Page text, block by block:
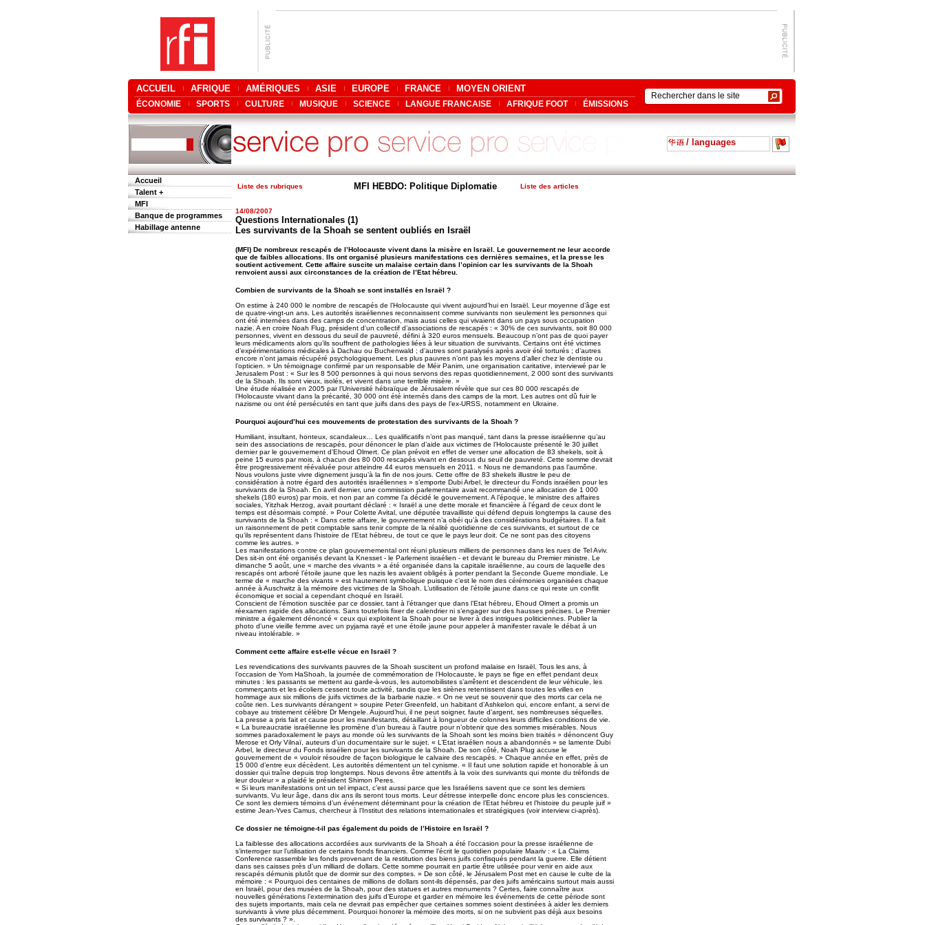
ACCUEIL AFRIQUE AMÉRIQUES ASIE EUROPE FRANCE MOYEN ORIENT
ÉCONOMIE SPORTS CULTURE MUSIQUE SCIENCE LANGUE FRANCAISE AFRIQUE FOOT ÉMISSIONS
/ languages
Accueil
Talent +
MFI
Banque de programmes
Habillage antenne
Liste des rubriques MFI HEBDO: Politique Diplomatie Liste des articles
14/08/2007
Questions Internationales (1)
Les survivants de la Shoah se sentent oubliés en Israël
(MFI) De nombreux rescapés de l’Holocauste vivent dans la misère en Israël. Le gouvernement ne leur accorde
que de faibles allocations. Ils ont organisé plusieurs manifestations ces dernières semaines, et la presse les
soutient activement. Cette affaire suscite un malaise certain dans l’opinion car les survivants de la Shoah
renvoient aussi aux circonstances de la création de l’Etat hébreu.
Combien de survivants de la Shoah se sont installés en Israël ?
On estime à 240 000 le nombre de rescapés de l’Holocauste qui vivent aujourd’hui en Israël. Leur moyenne d’âge est
de quatre-vingt-un ans. Les autorités israéliennes reconnaissent comme survivants non seulement les personnes qui
ont été internées dans des camps de concentration, mais aussi celles qui vivaient dans un pays sous occupation
nazie. A en croire Noah Flug, président d’un collectif d’associations de rescapés : « 30% de ces survivants, soit 80 000
personnes, vivent en dessous du seuil de pauvreté, défini à 320 euros mensuels. Beaucoup n’ont pas de quoi payer
leurs médicaments alors qu’ils souffrent de pathologies liées à leur situation de survivants. Certains ont été victimes
d’expérimentations médicales à Dachau ou Buchenwald ; d’autres sont paralysés après avoir été torturés ; d’autres
encore n’ont jamais récupéré psychologiquement. Les plus pauvres n’ont pas les moyens d’aller chez le dentiste ou
l’opticien. » Un témoignage confirmé par un responsable de Méir Panim, une organisation caritative, interviewé par le
Jerusalem Post : « Sur les 8 500 personnes à qui nous servons des repas quotidiennement, 2 000 sont des survivants
de la Shoah. Ils sont vieux, isolés, et vivent dans une terrible misère. »
Une étude réalisée en 2005 par l’Université hébraïque de Jérusalem révèle que sur ces 80 000 rescapés de
l’Holocauste vivant dans la précarité, 30 000 ont été internés dans des camps de la mort. Les autres ont dû fuir le
nazisme ou ont été persécutés en tant que juifs dans des pays de l’ex-URSS, notamment en Ukraine.
Pourquoi aujourd’hui ces mouvements de protestation des survivants de la Shoah ?
Humiliant, insultant, honteux, scandaleux… Les qualificatifs n’ont pas manqué, tant dans la presse israélienne qu’au
sein des associations de rescapés, pour dénoncer le plan d’aide aux victimes de l’Holocauste présenté le 30 juillet
dernier par le gouvernement d’Ehoud Olmert. Ce plan prévoit en effet de verser une allocation de 83 shekels, soit à
peine 15 euros par mois, à chacun des 80 000 rescapés vivant en dessous du seuil de pauvreté. Cette somme devrait
être progressivement réévaluée pour atteindre 44 euros mensuels en 2011. « Nous ne demandons pas l’aumône.
Nous voulons juste vivre dignement jusqu’à la fin de nos jours. Cette offre de 83 shekels illustre le peu de
considération à notre égard des autorités israéliennes » s’emporte Dubi Arbel, le directeur du Fonds israélien pour les
survivants de la Shoah. En avril dernier, une commission parlementaire avait recommandé une allocation de 1 000
shekels (180 euros) par mois, et non par an comme l’a décidé le gouvernement. A l’époque, le ministre des affaires
sociales, Yitzhak Herzog, avait pourtant déclaré : « Israël a une dette morale et financière à l’égard de ceux dont le
temps est désormais compté. » Pour Colette Avital, une députée travailliste qui défend depuis longtemps la cause des
survivants de la Shoah : « Dans cette affaire, le gouvernement n’a obéi qu’à des considérations budgétaires. Il a fait
un raisonnement de petit comptable sans tenir compte de la réalité quotidienne de ces survivants, et surtout de ce
qu’ils représentent dans l’histoire de l’Etat hébreu, de tout ce que le pays leur doit. Ce ne sont pas des citoyens
comme les autres. »
Les manifestations contre ce plan gouvernemental ont réuni plusieurs milliers de personnes dans les rues de Tel Aviv.
Des sit-in ont été organisés devant la Knesset - le Parlement israélien - et devant le bureau du Premier ministre. Le
dimanche 5 août, une « marche des vivants » a été organisée dans la capitale israélienne, au cours de laquelle des
rescapés ont arboré l’étoile jaune que les nazis les avaient obligés à porter pendant la Seconde Guerre mondiale. Le
terme de « marche des vivants » est hautement symbolique puisque c’est le nom des cérémonies organisées chaque
année à Auschwitz à la mémoire des victimes de la Shoah. L’utilisation de l’étoile jaune dans ce qui reste un conflit
économique et social a cependant choqué en Israël.
Conscient de l’émotion suscitée par ce dossier, tant à l’étranger que dans l’Etat hébreu, Ehoud Olmert a promis un
réexamen rapide des allocations. Sans toutefois fixer de calendrier ni s’engager sur des hausses précises. Le Premier
ministre a également dénoncé « ceux qui exploitent la Shoah pour se livrer à des intrigues politiciennes. Publier la
photo d’une vieille femme avec un pyjama rayé et une étoile jaune pour appeler à manifester ravale le débat à un
niveau intolérable. »
Comment cette affaire est-elle vécue en Israël ?
Les revendications des survivants pauvres de la Shoah suscitent un profond malaise en Israël. Tous les ans, à
l’occasion de Yom HaShoah, la journée de commémoration de l’Holocauste, le pays se fige en effet pendant deux
minutes : les passants se mettent au garde-à-vous, les automobilistes s’arrêtent et descendent de leur véhicule, les
commerçants et les écoliers cessent toute activité, tandis que les sirènes retentissent dans toutes les villes en
hommage aux six millions de juifs victimes de la barbarie nazie. « On ne veut se souvenir que des morts car cela ne
coûte rien. Les survivants dérangent » soupire Peter Greenfeld, un habitant d’Ashkelon qui, encore enfant, a servi de
cobaye au tristement célèbre Dr Mengele. Aujourd’hui, il ne peut soigner, faute d’argent, ses nombreuses séquelles.
La presse a pris fait et cause pour les manifestants, détaillant à longueur de colonnes leurs difficiles conditions de vie.
« La bureaucratie israélienne les promène d’un bureau à l’autre pour n’obtenir que des sommes misérables. Nous
sommes paradoxalement le pays au monde où les survivants de la Shoah sont les moins bien traités » dénoncent Guy
Merose et Orly Vilnaï, auteurs d’un documentaire sur le sujet. « L’Etat israélien nous a abandonnés » se lamente Dubi
Arbel, le directeur du Fonds israélien pour les survivants de la Shoah. De son côté, Noah Plug accuse le
gouvernement de « vouloir résoudre de façon biologique le calvaire des rescapés. » Chaque année en effet, près de
15 000 d’entre eux décèdent. Les autorités démentent un tel cynisme. « Il faut une solution rapide et honorable à un
dossier qui traîne depuis trop longtemps. Nous devons être attentifs à la voix des survivants qui monte du tréfonds de
leur douleur » a plaidé le président Shimon Peres.
« Si leurs manifestations ont un tel impact, c’est aussi parce que les Israéliens savent que ce sont les derniers
survivants. Vu leur âge, dans dix ans ils seront tous morts. Leur détresse interpelle donc encore plus les consciences.
Ce sont les derniers témoins d’un événement déterminant pour la création de l’Etat hébreu et l’histoire du peuple juif »
estime Jean-Yves Camus, chercheur à l’Institut des relations internationales et stratégiques (voir interview ci-après).
Ce dossier ne témoigne-t-il pas également du poids de l’Histoire en Israël ?
La faiblesse des allocations accordées aux survivants de la Shoah a été l’occasion pour la presse israélienne de
s’interroger sur l’utilisation de certains fonds financiers. Comme l’écrit le quotidien populaire Maariv : « La Claims
Conference rassemble les fonds provenant de la restitution des biens juifs confisqués pendant la guerre. Elle détient
dans ses caisses près d’un milliard de dollars. Cette somme pourrait en partie être utilisée pour venir en aide aux
rescapés démunis plutôt que de dormir sur des comptes. » De son côté, le Jérusalem Post met en cause le culte de la
mémoire : « Pourquoi des centaines de millions de dollars sont-ils dépensés, par des juifs américains surtout mais aussi
en Israël, pour des musées de la Shoah, pour des statues et autres monuments ? Certes, faire connaître aux
nouvelles générations l’extermination des juifs d’Europe et garder en mémoire les événements de cette période sont
des sujets importants, mais cela ne devrait pas empêcher que certaines sommes soient destinées à aider les derniers
survivants à vivre plus décemment. Pourquoi honorer la mémoire des morts, si on ne subvient pas déjà aux besoins
des survivants ? ».